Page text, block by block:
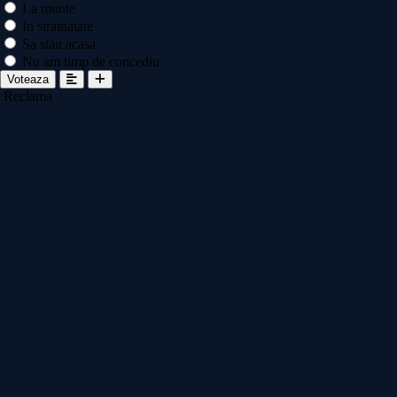
La munte
In strainatate
Sa stau acasa
Nu am timp de concediu
Voteaza
Reclama